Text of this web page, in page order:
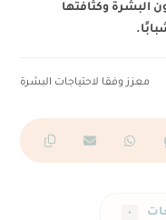
البشرة وكثافتها
معزز وفقا لاحتياجات البشرة
٠